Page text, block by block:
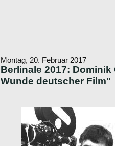
Montag, 20. Februar 2017
Berlinale 2017:
Wunde deutscher Film"